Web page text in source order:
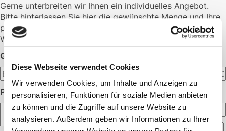
Diese Webseite verwendet Cookies
Wir verwenden Cookies, um Inhalte und Anzeigen zu
personalisieren, Funktionen für soziale Medien anbieten
zu können und die Zugriffe auf unsere Website zu
analysieren. Außerdem geben wir Informationen zu Ihrer
Gerne unterbreiten wir Ihnen ein individuelles Angebot.
Bitte hinterlassen Sie hier die gewünschte Menge und Ihre
persönlichen Daten.
Wir melden uns dann schnellstmöglich bei Ihnen.
GEWÜNSCHTE MENGE:
PERSÖNLICHE ANGABEN: